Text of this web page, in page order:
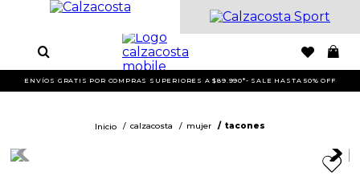
ENVÍOS GRATIS POR COMPRAS SUPERIORES A $89.990*- SALE HASTA 50% OFF
calzacosta mujer tacones